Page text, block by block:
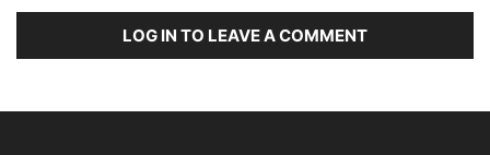
LOG IN TO LEAVE A COMMENT